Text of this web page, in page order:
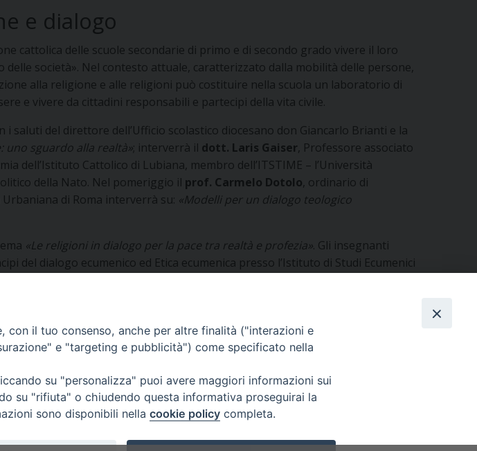
e dialogo
cattolica delle scuole secondarie di primo e di secondo grado vivere il loro
società». Nel contesto attuale, caratterizzato dalla mobilità delle persone,
alla religione e alle religioni può costituire nella scuola un laboratorio di
e vivere da cittadini responsabili e partecipi della vita civile.
saluti del direttore dell’Ufficio scolastico diocesano don Giancarlo Brianti e la
uno sguardo alla realtà»; interverrà il dott. Laris Gaiser, Professore associato
dell’Istituto Cattolico di Lubiana, membro dell’ITSTIME – l’Università
della Nato. Nel pomeriggio il prof. Carmelo Dotolo, ordinario di
di Roma interverrà su: «Modelli per un dialogo teologico
«Le religioni in dialogo per la pace tra realtà e profezia». Gli insegnanti
del dialogo ecumenico ed Etica ecumenica presso l’Istituto di Studi Ecumenici
il tuo consenso, anche per altre finalità ("interazioni e
e "targeting e pubblicità") come specificato nella
su "personalizza" puoi avere maggiori informazioni sui
su "rifiuta" o chiudendo questa informativa proseguirai la
sono disponibili nella cookie policy completa.